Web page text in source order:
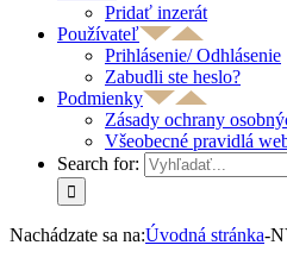
Pridať inzerát
Používateľ
Prihlásenie/ Odhlásenie
Zabudli ste heslo?
Podmienky
Zásady ochrany
Všeobecné pravidlá
Search for:
Nachádzate sa na:Úvodná stránka-